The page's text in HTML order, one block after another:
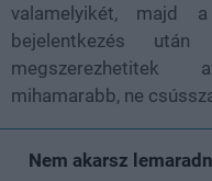
valamelyikét, majd
bejelentkezés
megszerezhetitek
mihamarabb, ne
Nem akarsz